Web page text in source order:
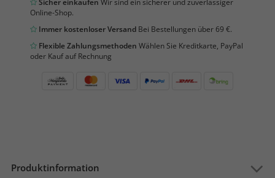
Sicher einkaufen Wir sind ein sicherer und zuverlässiger
Online-Shop.
Immer kostenloser Versand Bei Bestellungen über 69 €.
Flexible Zahlungsmethoden Wählen Sie Kreditkarte, PayPal
oder Kauf auf Rechnung
Produktinformation